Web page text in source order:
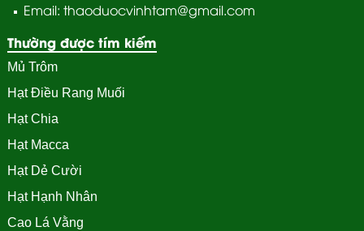
Email: thaoduocvinhtam@gmail.com
Thường được tím kiếm
Mủ Trôm
Hạt Điều Rang Muối
Hạt Chia
Hạt Macca
Hạt Dẻ Cười
Hạt Hạnh Nhân
Cao Lá Vằng